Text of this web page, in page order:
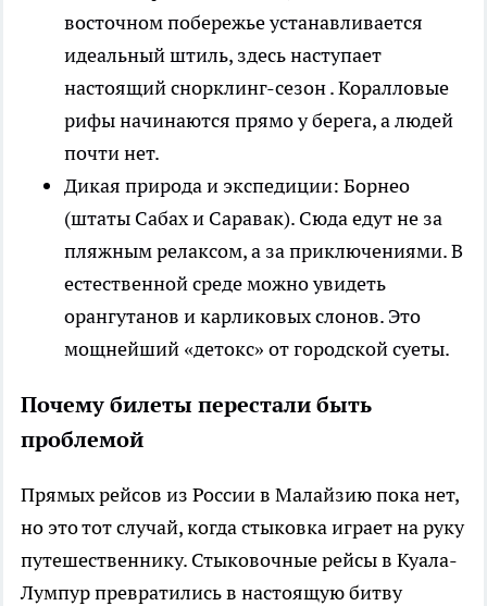
восточном побережье устанавливается
идеальный штиль, здесь наступает
настоящий снорклинг-сезон . Коралловые
рифы начинаются прямо у берега, а людей
почти нет.
Дикая природа и экспедиции: Борнео
(штаты Сабах и Саравак). Сюда едут не за
пляжным релаксом, а за приключениями. В
естественной среде можно увидеть
орангутанов и карликовых слонов. Это
мощнейший «детокс» от городской суеты.
Почему билеты перестали быть
проблемой
Прямых рейсов из России в Малайзию пока нет,
но это тот случай, когда стыковка играет на руку
путешественнику. Стыковочные рейсы в Куала-
Лумпур превратились в настоящую битву